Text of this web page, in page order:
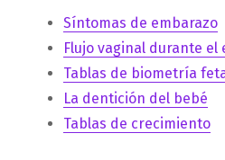
Síntomas de embarazo
Flujo vaginal durante el
Tablas de biometría
La dentición del bebé
Tablas de crecimiento